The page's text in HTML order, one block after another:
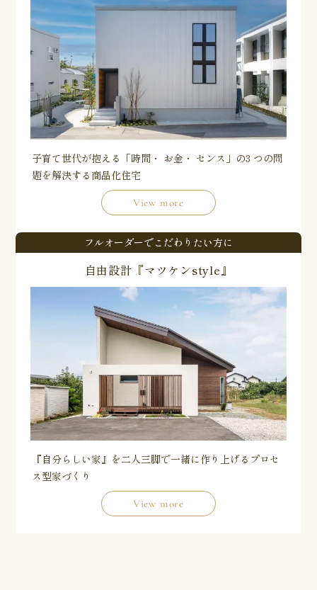
子育て世代が抱える「時間・ お金・ センス」の3 つの問
題を解決する商品化住宅
View more
フルオーダーでこだわりたい方に
自由設計『マツケンstyle』
『自分らしい家』を二人三脚で一緒に作り上げるプロセ
ス型家づくり
View more